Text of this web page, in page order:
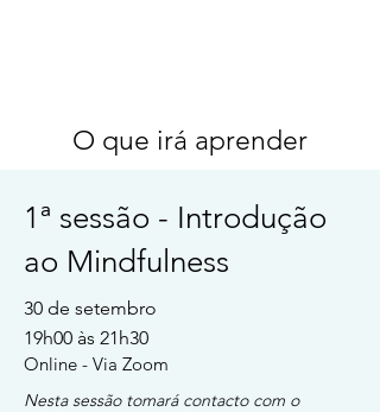
O que irá aprender
1ª sessão - Introdução
ao Mindfulness
30 de setembro
19h00 às 21h30
Online - Via Zoom
Nesta sessão tomará contacto com o